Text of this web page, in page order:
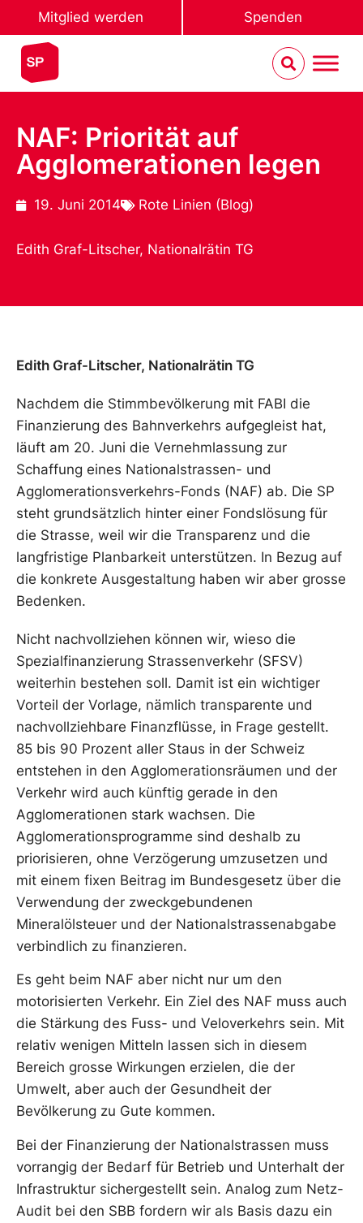
Mitglied werden Spenden
NAF: Priorität auf
Agglomerationen legen
19. Juni 2014 Rote Linien (Blog)
Edith Graf-Litscher, Nationalrätin TG
Edith Graf-Litscher, Nationalrätin TG
Nachdem die Stimmbevölkerung mit FABI die
Finanzierung des Bahnverkehrs aufgegleist hat,
läuft am 20. Juni die Vernehmlassung zur
Schaffung eines Nationalstrassen- und
Agglomerationsverkehrs-Fonds (NAF) ab. Die SP
steht grundsätzlich hinter einer Fondslösung für
die Strasse, weil wir die Transparenz und die
langfristige Planbarkeit unterstützen. In Bezug auf
die konkrete Ausgestaltung haben wir aber grosse
Bedenken.
Nicht nachvollziehen können wir, wieso die
Spezialfinanzierung Strassenverkehr (SFSV)
weiterhin bestehen soll. Damit ist ein wichtiger
Vorteil der Vorlage, nämlich transparente und
nachvollziehbare Finanzflüsse, in Frage gestellt.
85 bis 90 Prozent aller Staus in der Schweiz
entstehen in den Agglomerationsräumen und der
Verkehr wird auch künftig gerade in den
Agglomerationen stark wachsen. Die
Agglomerationsprogramme sind deshalb zu
priorisieren, ohne Verzögerung umzusetzen und
mit einem fixen Beitrag im Bundesgesetz über die
Verwendung der zweckgebundenen
Mineralölsteuer und der Nationalstrassenabgabe
verbindlich zu finanzieren.
Es geht beim NAF aber nicht nur um den
motorisierten Verkehr. Ein Ziel des NAF muss auch
die Stärkung des Fuss- und Veloverkehrs sein. Mit
relativ wenigen Mitteln lassen sich in diesem
Bereich grosse Wirkungen erzielen, die der
Umwelt, aber auch der Gesundheit der
Bevölkerung zu Gute kommen.
Bei der Finanzierung der Nationalstrassen muss
vorrangig der Bedarf für Betrieb und Unterhalt der
Infrastruktur sichergestellt sein. Analog zum Netz-
Audit bei den SBB fordern wir als Basis dazu ein